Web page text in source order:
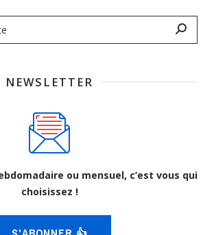
NEWSLETTER
ou mensuel, c’est vous qui
choisissez !